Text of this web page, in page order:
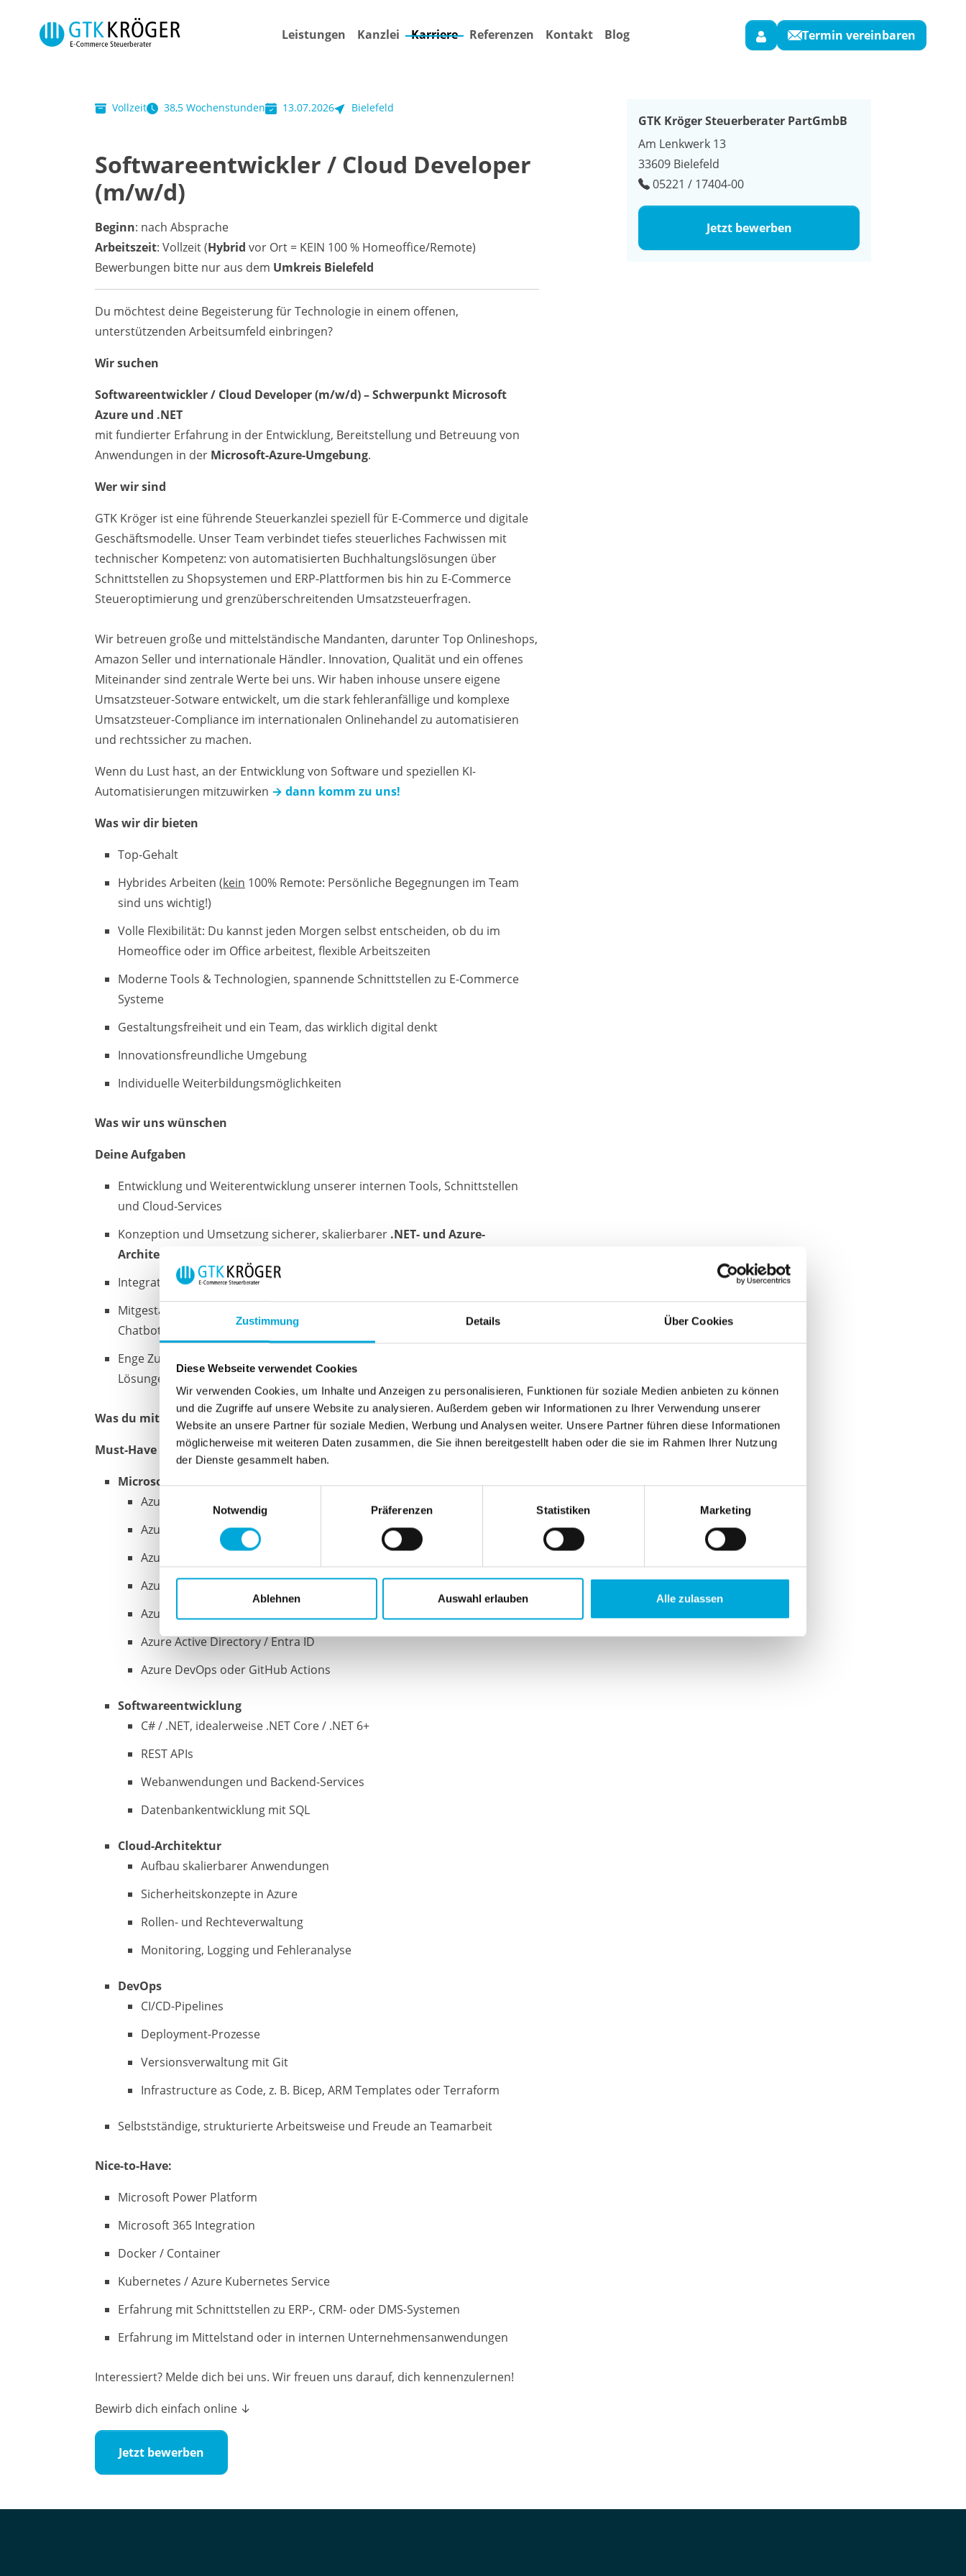
Zustimmung Details Über Cookies
Diese Webseite verwendet Cookies
Wir verwenden Cookies, um Inhalte und Anzeigen zu personalisieren, Funktionen für soziale Medien anbieten zu können
und die Zugriffe auf unsere Website zu analysieren. Außerdem geben wir Informationen zu Ihrer Verwendung unserer
Website an unsere Partner für soziale Medien, Werbung und Analysen weiter. Unsere Partner führen diese Informationen
möglicherweise mit weiteren Daten zusammen, die Sie ihnen bereitgestellt haben oder die sie im Rahmen Ihrer Nutzung
der Dienste gesammelt haben.
Notwendig
Präferenzen Statistiken Marketing
Ablehnen Auswahl erlauben Alle zulassen
Leistungen
Kanzlei Karriere Referenzen Kontakt Blog Termin vereinbaren
Vollzeit 38,5 Wochenstunden 13.07.2026 Bielefeld
Softwareentwickler / Cloud Developer
(m/w/d)
Beginn: nach Absprache
Arbeitszeit: Vollzeit (Hybrid vor Ort = KEIN 100 % Homeoffice/Remote)
Bewerbungen bitte nur aus dem Umkreis Bielefeld
Du möchtest deine Begeisterung für Technologie in einem offenen,
unterstützenden Arbeitsumfeld einbringen?
Wir suchen
Softwareentwickler / Cloud Developer (m/w/d) – Schwerpunkt Microsoft
Azure und .NET
mit fundierter Erfahrung in der Entwicklung, Bereitstellung und Betreuung von
Anwendungen in der Microsoft-Azure-Umgebung.
Wer wir sind
GTK Kröger ist eine führende Steuerkanzlei speziell für E-Commerce und digitale
Geschäftsmodelle. Unser Team verbindet tiefes steuerliches Fachwissen mit
technischer Kompetenz: von automatisierten Buchhaltungslösungen über
Schnittstellen zu Shopsystemen und ERP-Plattformen bis hin zu E-Commerce
Steueroptimierung und grenzüberschreitenden Umsatzsteuerfragen.
Wir betreuen große und mittelständische Mandanten, darunter Top Onlineshops,
Amazon Seller und internationale Händler. Innovation, Qualität und ein offenes
Miteinander sind zentrale Werte bei uns. Wir haben inhouse unsere eigene
Umsatzsteuer-Sotware entwickelt, um die stark fehleranfällige und komplexe
Umsatzsteuer-Compliance im internationalen Onlinehandel zu automatisieren
und rechtssicher zu machen.
Wenn du Lust hast, an der Entwicklung von Software und speziellen KI-
Automatisierungen mitzuwirken → dann komm zu uns!
Was wir dir bieten
Top-Gehalt
Hybrides Arbeiten (kein 100% Remote: Persönliche Begegnungen im Team
sind uns wichtig!)
Volle Flexibilität: Du kannst jeden Morgen selbst entscheiden, ob du im
Homeoffice oder im Office arbeitest, flexible Arbeitszeiten
Moderne Tools & Technologien, spannende Schnittstellen zu E-Commerce
Systeme
Gestaltungsfreiheit und ein Team, das wirklich digital denkt
Innovationsfreundliche Umgebung
Individuelle Weiterbildungsmöglichkeiten
Was wir uns wünschen
Deine Aufgaben
Entwicklung und Weiterentwicklung unserer internen Tools, Schnittstellen
und Cloud-Services
Konzeption und Umsetzung sicherer, skalierbarer .NET- und Azure-
Architekturen
Integration externer Systeme (z.B. E-Commerce-, Buchhaltungs- oder AI-APIs)
Mitgestaltung unserer
Chatbots)
Enge Zusammenarbeit mit unserem Kanzlei- und IT-Team, um smarte
Lösungen in die Praxis zu bringen
Was du mitbringst
Must-Have
Microsoft Azure
Azure App Services
Azure Functions
Azure SQL / SQL Server
Azure Storage
Azure Key Vault
Azure Active Directory / Entra ID
Azure DevOps oder GitHub Actions
Softwareentwicklung
C# / .NET, idealerweise .NET Core / .NET 6+
REST APIs
Webanwendungen und Backend-Services
Datenbankentwicklung mit SQL
Cloud-Architektur
Aufbau skalierbarer Anwendungen
Sicherheitskonzepte in Azure
Rollen- und Rechteverwaltung
Monitoring, Logging und Fehleranalyse
DevOps
CI/CD-Pipelines
Deployment-Prozesse
Versionsverwaltung mit Git
Infrastructure as Code, z. B. Bicep, ARM Templates oder Terraform
Selbstständige, strukturierte Arbeitsweise und Freude an Teamarbeit
Nice-to-Have:
Microsoft Power Platform
Microsoft 365 Integration
Docker / Container
Kubernetes / Azure Kubernetes Service
Erfahrung mit Schnittstellen zu ERP-, CRM- oder DMS-Systemen
Erfahrung im Mittelstand oder in internen Unternehmensanwendungen
Interessiert? Melde dich bei uns. Wir freuen uns darauf, dich kennenzulernen!
Bewirb dich einfach online ↓
Jetzt bewerben
GTK Kröger Steuerberater PartGmbB
Am Lenkwerk 13
33609 Bielefeld
05221 / 17404-00
Jetzt bewerben